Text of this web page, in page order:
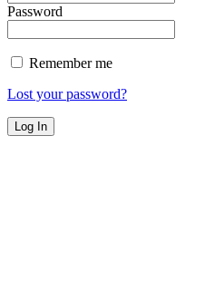
Password
Remember me
Lost your password?